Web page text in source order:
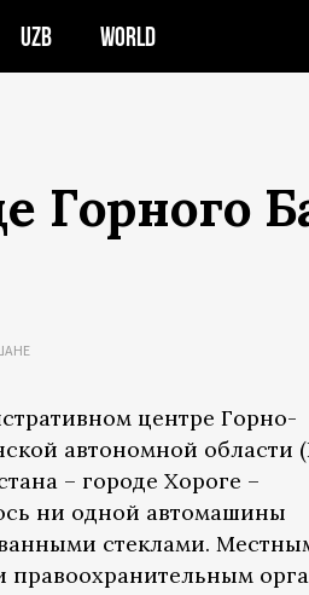
UZB WORLD
Горного
центре Горно-
автономной области
– городе Хороге –
ни одной автомашины
стеклами.
правоохранительным